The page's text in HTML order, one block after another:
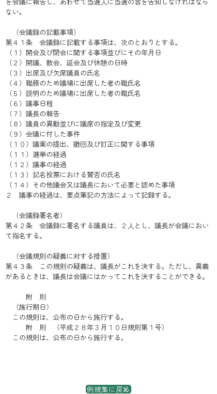
ない。
（会議録の記載事項）
第４１条 会議録に記載する事項は、次のとおりとする。
（１）開会及び閉会に関する事項並びにその年月日
（２）開議、散会、延会及び休憩の日時
（３）出席及び欠席議員の氏名
（４）職務のため議場に出席した者の職氏名
（５）説明のため議場に出席した者の職氏名
（６）議事日程
（７）議長の報告
（８）議員の異動並びに議席の指定及び変更
（９）会議に付した事件
（１０）議案の提出、撤回及び訂正に関する事項
（１１）選挙の経過
（１２）議事の経過
（１３）記名投票における賛否の氏名
（１４）その他議会又は議長において必要と認めた事項
２ 議事の経過は、要点筆記の方法によって記録する。
（会議録署名者）
第４２条 会議録に署名する議員は、２人とし、議長が会議におい
て指名する。
（会議規則の疑義に対する措置）
第４３条 この規則の疑義は、議長がこれを決する。ただし、異義
があるときは、議長は会議にはかってこれを決することができる。
附 則
（施行期日）
この規則は、公布の日から施行する。
附 則 （平成２８年３月１０日規則第１号）
この規則は、公布の日から施行する。
例規集に戻る